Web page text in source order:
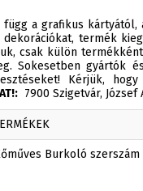
a grafikus
dekorációkat, termék
csak külön
Sokesetben gyártók
Kérjük,
7900 Szigetvár,
Burkoló szerszám